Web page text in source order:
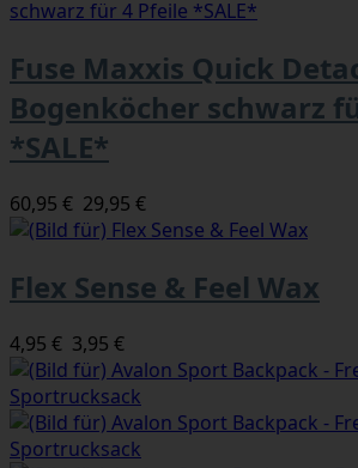
Fuse Maxxis Quick
Bogenköcher schwarz
*SALE*
60,95 € 29,95 €
Flex Sense & Feel Wax
4,95 € 3,95 €